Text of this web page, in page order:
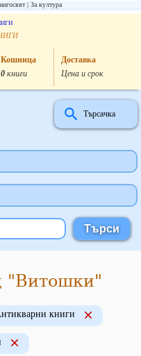
За култура
Кошница
0книги
Доставка
Цена и срок
Търсачка
"Витошки"
книги